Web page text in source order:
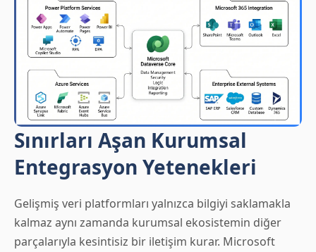
Sınırları Aşan Kurumsal
Entegrasyon Yetenekleri
Gelişmiş veri platformları yalnızca bilgiyi saklamakla
kalmaz aynı zamanda kurumsal ekosistemin diğer
parçalarıyla kesintisiz bir iletişim kurar. Microsoft